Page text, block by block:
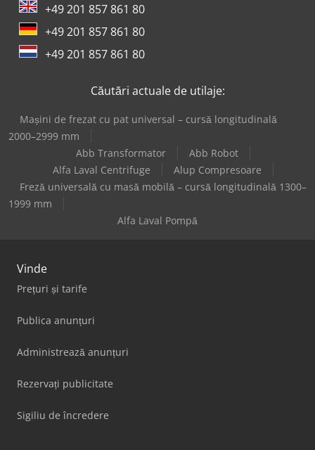
Theisen & Bonitz Mașini De Adunat
Weinbrenner Tsv 16/4100
+49 201 857 861 80
+49 201 857 861 80
+49 201 857 861 80
Căutări actuale de utilaje:
Mașini de frezat cu pat universal – cursă longitudinală
2000–2999 mm
Abb Transformator
Abb Robot
Alfa Laval Centrifuge
Alup Compresoare
Freză universală cu masă mobilă – cursă longitudinală 1300–
1999 mm
Alfa Laval Pompă
Vinde
Prețuri și tarife
Publica anunțuri
Administrează anunțuri
Rezervați publicitate
Sigiliu de încredere